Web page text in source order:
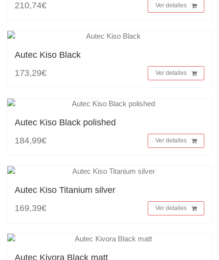
210,74€ Ver detalles
Autec Kiso Black
173,29€
Ver detalles
Autec Kiso Black polished
184,99€
Ver detalles
Autec Kiso Titanium silver
169,39€
Ver detalles
Autec Kivora Black matt